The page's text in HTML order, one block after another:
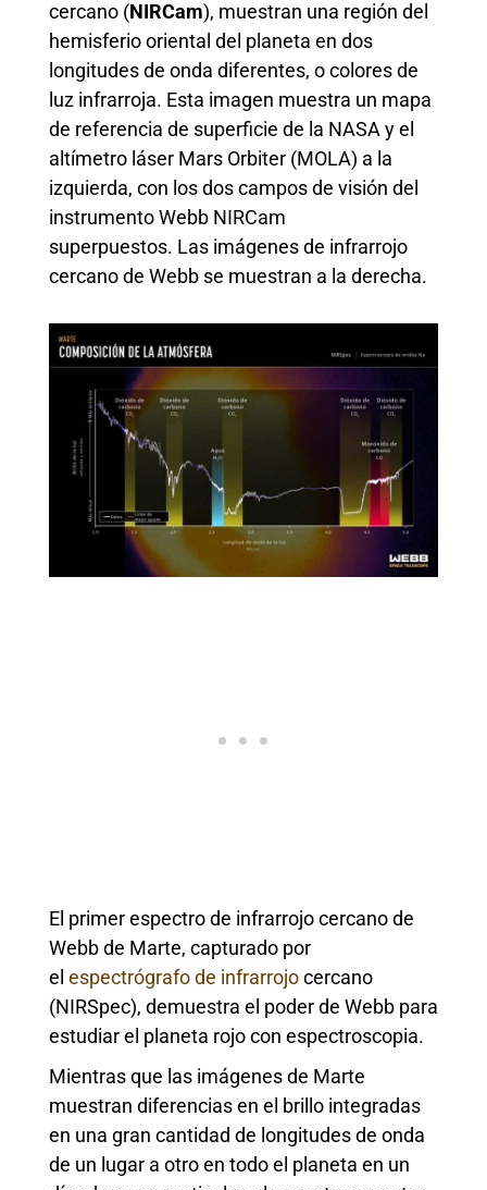
cercano (NIRCam), muestran una región del
hemisferio oriental del planeta en dos
longitudes de onda diferentes, o colores de
luz infrarroja. Esta imagen muestra un mapa
de referencia de superficie de la NASA y el
altímetro láser Mars Orbiter (MOLA) a la
izquierda, con los dos campos de visión del
instrumento Webb NIRCam
superpuestos. Las imágenes de infrarrojo
cercano de Webb se muestran a la derecha.
El primer espectro de infrarrojo cercano de
Webb de Marte, capturado por
el espectrógrafo de infrarrojocercano
(NIRSpec), demuestra el poder de Webb para
estudiar el planeta rojo con espectroscopia.
Mientras que las imágenes de Marte
muestran diferencias en el brillo integradas
en una gran cantidad de longitudes de onda
de un lugar a otro en todo el planeta en un